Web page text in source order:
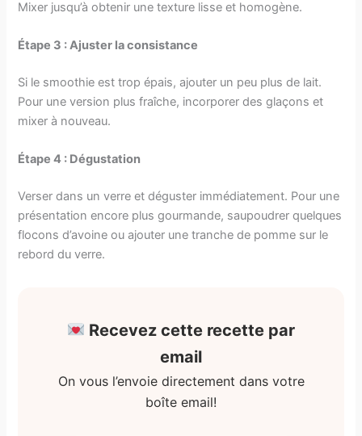
Mixer jusqu’à obtenir une texture lisse et homogène.
Étape 3 : Ajuster la consistance
Si le smoothie est trop épais, ajouter un peu plus de lait.
Pour une version plus fraîche, incorporer des glaçons et
mixer à nouveau.
Étape 4 : Dégustation
Verser dans un verre et déguster immédiatement. Pour une
présentation encore plus gourmande, saupoudrer quelques
flocons d’avoine ou ajouter une tranche de pomme sur le
rebord du verre.
Recevez cette recette par
email
On vous l’envoie directement dans votre
boîte email!